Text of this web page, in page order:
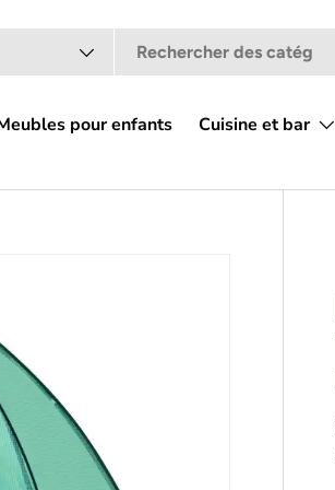
pour enfants Cuisine et bar